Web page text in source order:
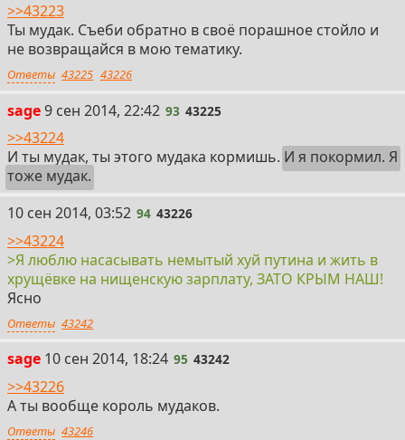
>>43223
Ты мудак. Съеби обратно в своё порашное стойло и
не возвращайся в мою тематику.
Ответы 43225 43226
sage93
9 сен 2014, 22:42 93 43225
>>43224
И ты мудак, ты этого мудака кормишь. И я покормил. Я
тоже мудак.
94
10 сен 2014, 03:52 94 43226
>>43224
>Я люблю насасывать немытый хуй путина и жить в
хрущёвке на нищенскую зарплату, ЗАТО КРЫМ НАШ!
Ясно
Ответы 43242
sage 95
10 сен 2014, 18:24 95 43242
>>43226
А ты вообще король мудаков.
Ответы 43246